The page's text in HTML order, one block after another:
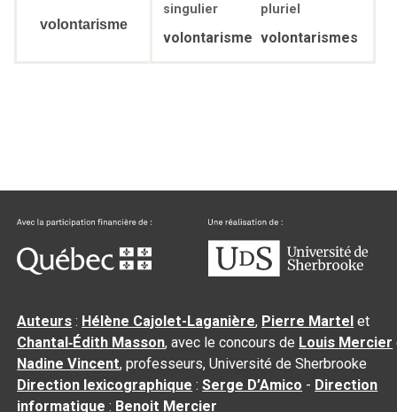
volontarisme
singulier pluriel
volontarisme volontarismes
Auteurs : Hélène Cajolet-Laganière, Pierre Martel et
Chantal‑Édith Masson, avec le concours de Louis Mercier
Nadine Vincent, professeurs, Université de Sherbrooke
Direction lexicographique :Serge D’Amico - Direction
informatique : Benoit Mercier